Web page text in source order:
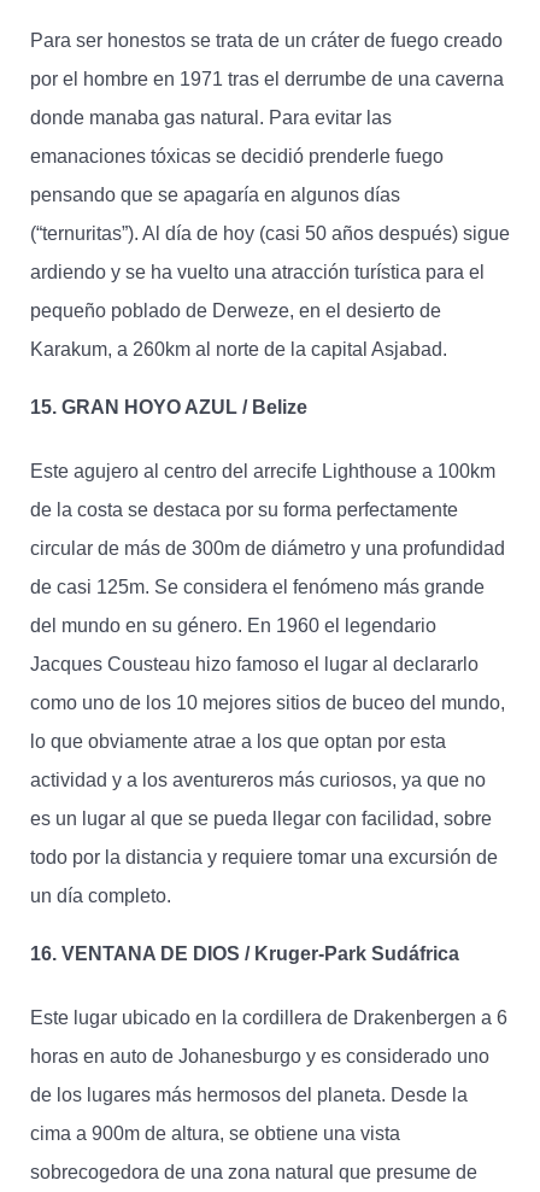
Para ser honestos se trata de un cráter de fuego creado
por el hombre en 1971 tras el derrumbe de una caverna
donde manaba gas natural. Para evitar las
emanaciones tóxicas se decidió prenderle fuego
pensando que se apagaría en algunos días
(“ternuritas”). Al día de hoy (casi 50 años después) sigue
ardiendo y se ha vuelto una atracción turística para el
pequeño poblado de Derweze, en el desierto de
Karakum, a 260km al norte de la capital Asjabad.
15. GRAN HOYO AZUL / Belize
Este agujero al centro del arrecife Lighthouse a 100km
de la costa se destaca por su forma perfectamente
circular de más de 300m de diámetro y una profundidad
de casi 125m. Se considera el fenómeno más grande
del mundo en su género. En 1960 el legendario
Jacques Cousteau hizo famoso el lugar al declararlo
como uno de los 10 mejores sitios de buceo del mundo,
lo que obviamente atrae a los que optan por esta
actividad y a los aventureros más curiosos, ya que no
es un lugar al que se pueda llegar con facilidad, sobre
todo por la distancia y requiere tomar una excursión de
un día completo.
16. VENTANA DE DIOS / Kruger-Park Sudáfrica
Este lugar ubicado en la cordillera de Drakenbergen a 6
horas en auto de Johanesburgo y es considerado uno
de los lugares más hermosos del planeta. Desde la
cima a 900m de altura, se obtiene una vista
sobrecogedora de una zona natural que presume de